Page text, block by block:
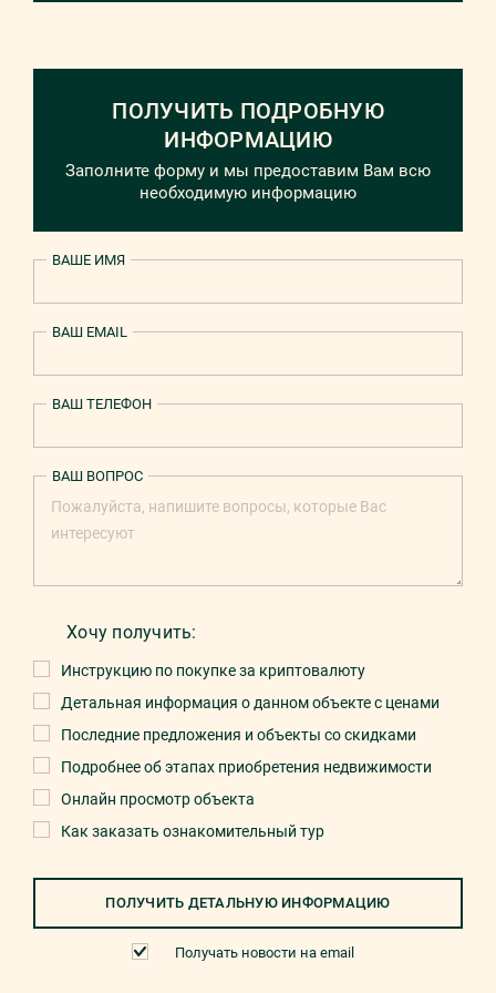
ПОЛУЧИТЬ ПОДРОБНУЮ
ИНФОРМАЦИЮ
Заполните форму и мы предоставим Вам всю
необходимую информацию
ВАШЕ ИМЯ
ВАШ EMAIL
ВАШ ТЕЛЕФОН
Хочу получить:
Инструкцию по покупке за криптовалюту
Детальная информация о данном объекте с ценами
Последние предложения и объекты со скидками
Подробнее об этапах приобретения недвижимости
Онлайн просмотр объекта
Как заказать ознакомительный тур
ВАШ ВОПРОС
ПОЛУЧИТЬ ДЕТАЛЬНУЮ ИНФОРМАЦИЮ
Получать новости на email